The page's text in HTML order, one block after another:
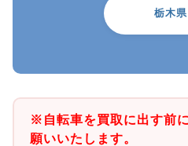
栃木県
※自転車を買取に出す前
願いいたします。